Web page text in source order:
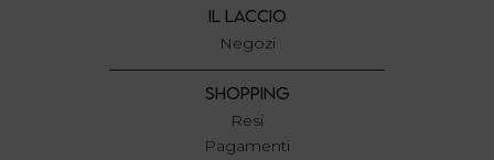
IL LACCIO
Negozi
SHOPPING
Resi
Pagamenti